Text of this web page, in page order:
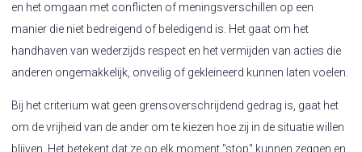
en het omgaan met conflicten of meningsverschillen op een
manier die niet bedreigend of beledigend is. Het gaat om het
handhaven van wederzijds respect en het vermijden van acties die
anderen ongemakkelijk, onveilig of gekleineerd kunnen laten voelen.
Bij het criterium wat geen grensoverschrijdend gedrag is, gaat het
om de vrijheid van de ander om te kiezen hoe zij in de situatie willen
blijven. Het betekent dat ze op elk moment "stop" kunnen zeggen en